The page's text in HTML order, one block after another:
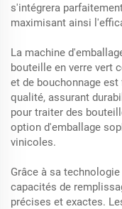
s'intégrera
maximisant ainsi
La machine
bouteille en verre vert
et de bouchonnage
qualité, assurant
pour traiter des
option d'emballage
vinicoles.
Grâce à sa
capacités de
précises et exactes.